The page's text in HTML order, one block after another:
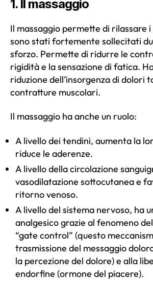
1. Il massaggio
Il massaggio permette di rilassare
sono stati fortemente sollecitati
sforzo. Permette di ridurre le
rigidità e la sensazione di fatica.
riduzione dell’insorgenza di dolori
contratture muscolari.
Il massaggio ha anche un ruolo:
A livello dei tendini, aumenta la
riduce le aderenze.
A livello della circolazione
vasodilatazione sottocutanea e
ritorno venoso.
A livello del sistema nervoso, ha
analgesico grazie al fenomeno
“gate control” (questo
trasmissione del messaggio
la percezione del dolore) e alla
endorfine (ormone del piacere).